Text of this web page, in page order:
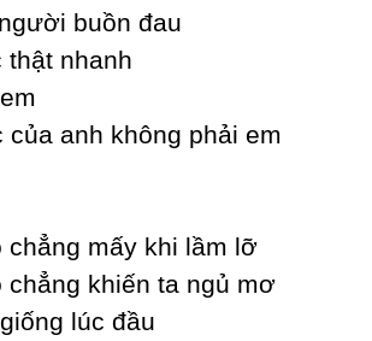
buồn đau
nhanh
của anh không phải em
chẳng mấу khi lầm lỡ
chẳng khiến ta ngủ mơ
lúc đầu